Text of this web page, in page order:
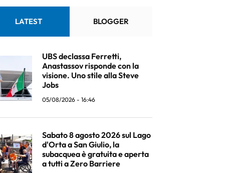
LATEST BLOGGER
UBS declassa Ferretti,
Anastassov risponde con la
visione. Uno stile alla Steve
Jobs
05/08/2026 - 16:46
Sabato 8 agosto 2026 sul Lago
d'Orta a San Giulio, la
subacquea è gratuita e aperta
a tutti a Zero Barriere